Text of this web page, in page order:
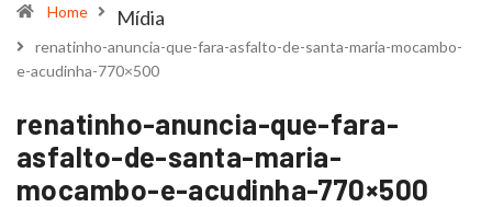
Home Mídia
renatinho-anuncia-que-fara-asfalto-de-santa-maria-mocambo-
e-acudinha-770×500
renatinho-anuncia-que-fara-
asfalto-de-santa-maria-
mocambo-e-acudinha-770×500